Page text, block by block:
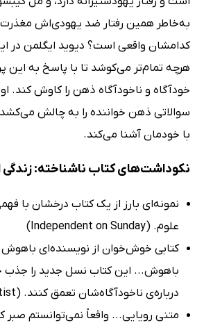
به‌خاطر همین رفتار ضد یهودی‌اش
کدامشان واقعی است؟ دیوید ایگلمن در
هرچه تمام‌تر می‌کوشد تا با پاسخ به
خودآگاه و ناخودآگاه ذهن را کاوش کند.
سوالاتی ذهن خواننده را به چالش می‌کشد
با خودمان آشنا می‌کند.
نکوداشت‌های کتاب ناشناخته: زندگی
نمونه‌ای بارز از یک کتاب درخشان با
علوم. (Independent on Sunday)
کتابی خوش‌خوان از نویسنده‌ای باهوش
باهوش... این کتاب نسل جدید را
درباره‌ی ناخودآگاه‌شان تعمق کنند. (New Scientist)
متنی رویایی... واقعاً نمی‌توانستم صبر